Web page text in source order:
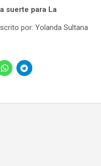
suerte para La
por: Yolanda Sultana